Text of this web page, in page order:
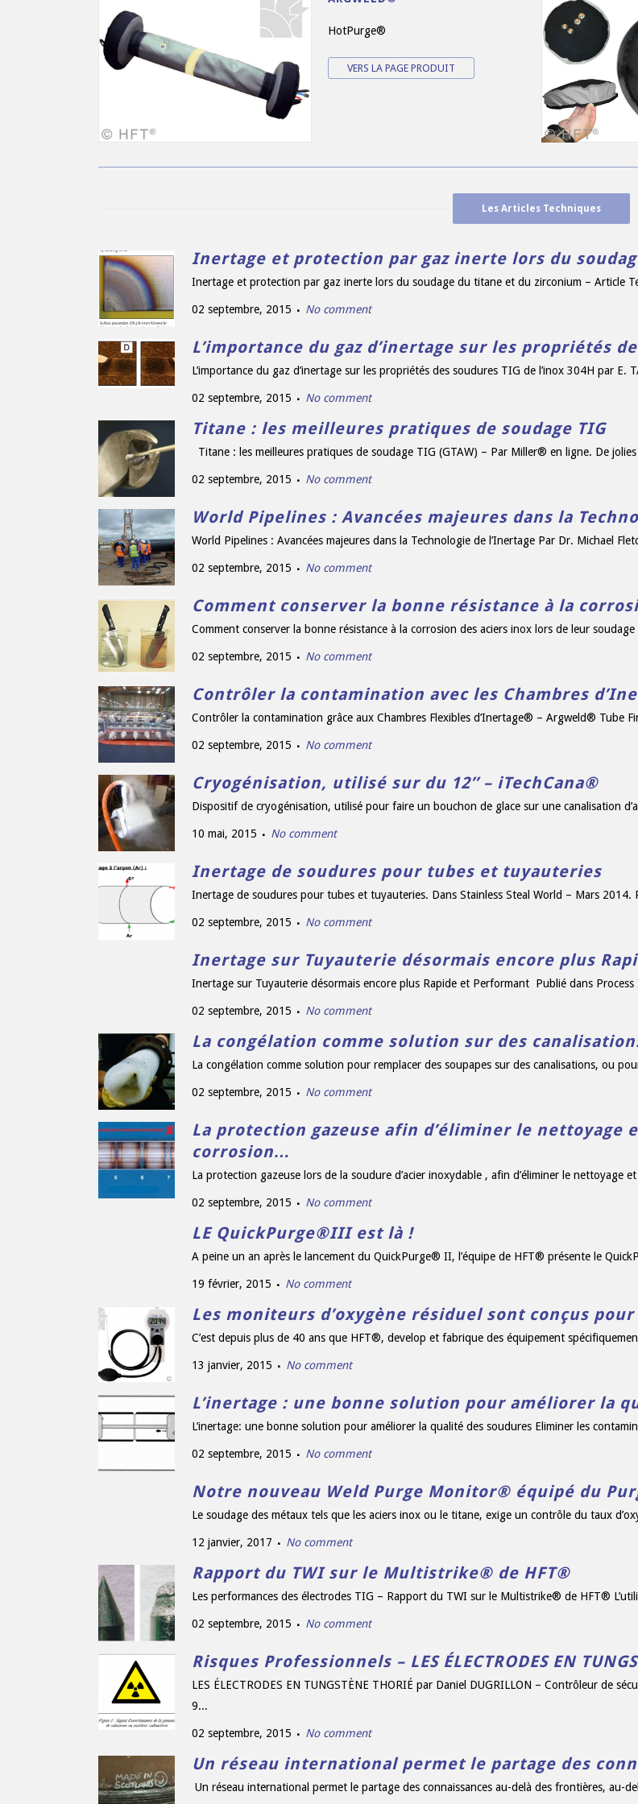
HotPurge®
VERS LA PAGE PRODUIT
Les Articles Techniques
Inertage et protection par gaz inerte lors du
Inertage et protection par gaz inerte lors du soudage du titane et du zirconium – Article
02 septembre, 2015 No comment
L’importance du gaz d’inertage sur les propriétés
L’importance du gaz d’inertage sur les propriétés des soudures TIG de l’inox 304H par
02 septembre, 2015 No comment
Titane : les meilleures pratiques de soudage TIG
Titane : les meilleures pratiques de soudage TIG (GTAW) – Par Miller® en ligne. De
02 septembre, 2015 No comment
World Pipelines : Avancées majeures dans la
World Pipelines : Avancées majeures dans la Technologie de l’Inertage Par Dr. Michael
02 septembre, 2015 No comment
Comment conserver la bonne résistance à la
Comment conserver la bonne résistance à la corrosion des aciers inox lors de leur
02 septembre, 2015 No comment
Contrôler la contamination avec les Chambres
Contrôler la contamination grâce aux Chambres Flexibles d’Inertage® – Argweld® Tube
02 septembre, 2015 No comment
Cryogénisation, utilisé sur du 12’’ – iTechCana®
Dispositif de cryogénisation, utilisé pour faire un bouchon de glace sur une canalisation
10 mai, 2015 No comment
Inertage de soudures pour tubes et tuyauteries
Inertage de soudures pour tubes et tuyauteries. Dans Stainless Steal World – Mars
02 septembre, 2015 No comment
Inertage sur Tuyauterie désormais encore plus
Inertage sur Tuyauterie désormais encore plus Rapide et Performant Publié dans
02 septembre, 2015 No comment
La congélation comme solution sur des
La congélation comme solution pour remplacer des soupapes sur des canalisations, ou
02 septembre, 2015 No comment
La protection gazeuse afin d’éliminer le nettoyage
corrosion…
La protection gazeuse lors de la soudure d’acier inoxydable , afin d’éliminer le nettoyage
02 septembre, 2015 No comment
LE QuickPurge®III est là !
A peine un an après le lancement du QuickPurge® II, l’équipe de HFT® présente le
19 février, 2015 No comment
Les moniteurs d’oxygène résiduel sont conçus pour
C’est depuis plus de 40 ans que HFT®, develop et fabrique des équipement
13 janvier, 2015 No comment
L’inertage : une bonne solution pour améliorer la
L’inertage: une bonne solution pour améliorer la qualité des soudures Eliminer les
02 septembre, 2015 No comment
Notre nouveau Weld Purge Monitor® équipé du
Le soudage des métaux tels que les aciers inox ou le titane, exige un contrôle du taux
12 janvier, 2017 No comment
Rapport du TWI sur le Multistrike® de HFT®
Les performances des électrodes TIG – Rapport du TWI sur le Multistrike® de HFT®
02 septembre, 2015 No comment
Risques Professionnels – LES ÉLECTRODES EN
LES ÉLECTRODES EN TUNGSTÈNE THORIÉ par Daniel DUGRILLON – Contrôleur de
9...
02 septembre, 2015 No comment
Un réseau international permet le partage des
Un réseau international permet le partage des connaissances au-delà des frontières, au-